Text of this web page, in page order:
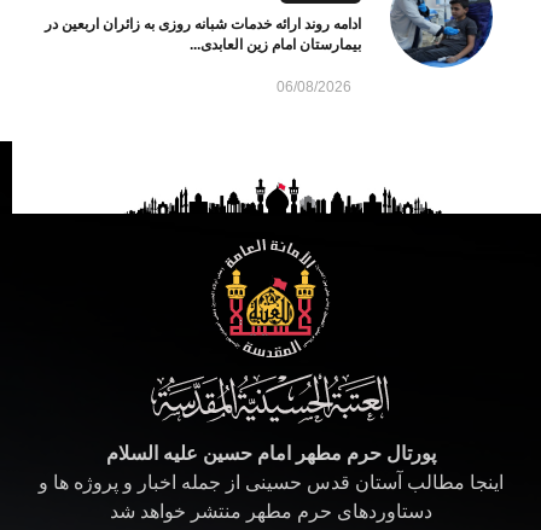
ادامه روند ارائه خدمات شبانه روزی به زائران اربعین در
بیمارستان امام زین العابدی...
06/08/2026
پورتال حرم مطهر امام حسین علیه السلام
اینجا مطالب آستان قدس حسینی از جمله اخبار و پروژه ها و
دستاوردهای حرم مطهر منتشر خواهد شد